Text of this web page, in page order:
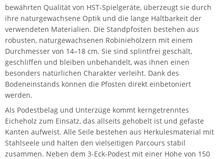
bewährten Qualität von HST-Spielgeräte, überzeugt sie durch
ihre naturgewachsene Optik und die lange Haltbarkeit der
verwendeten Materialien. Die Standpfosten bestehen aus
robusten, naturgewachsenen Robiniehölzern mit einem
Durchmesser von 14–18 cm. Sie sind splintfrei geschält,
geschliffen und bleiben unbehandelt, was ihnen einen
besonders natürlichen Charakter verleiht. Dank des
Bodeneinstands können die Pfosten direkt einbetoniert
werden.
Als Podestbelag und Unterzüge kommt kerngetrenntes
Eicheholz zum Einsatz, das allseits gehobelt ist und gefaste
Kanten aufweist. Alle Seile bestehen aus Herkulesmaterial mit
Stahlseele und halten den vielseitigen Parcours stabil
zusammen. Neben dem 3-Eck-Podest mit einer Höhe von 150